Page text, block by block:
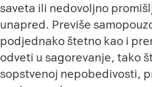
saveta ili nedovoljno
unapred. Previše
podjednako štetno kao i
odveti u sagorevanje, tako
sopstvenoj nepobedivosti,